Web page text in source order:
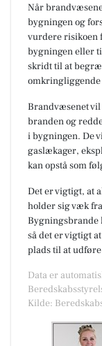
Når
bygningen og
vurdere risikoen
bygningen eller
skridt til at
Brandvæsenet
branden og
i bygningen. De
gaslækager,
kan opstå som
Det er vigtigt, at
holder sig væk
Bygningsbrande
så det er vigtigt
plads til at
Data er
Kilde: